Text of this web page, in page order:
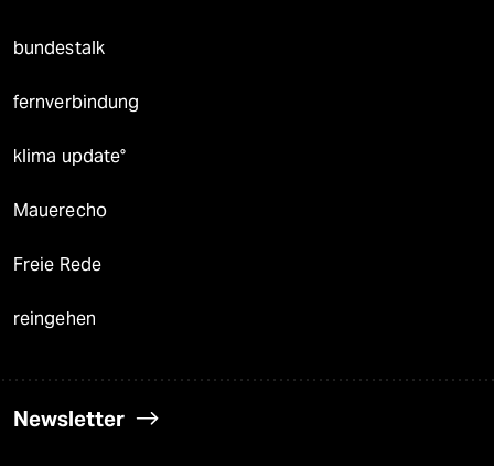
bundestalk
fernverbindung
klima update°
Mauerecho
Freie Rede
reingehen
Newsletter